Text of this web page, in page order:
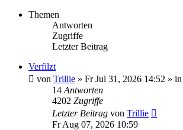
Themen
Antworten
Zugriffe
Letzter Beitrag
Verfilzt
von Trillie » Fr Jul 31, 2026 14:52 » in
14 Antworten
4202 Zugriffe
Letzter Beitrag von Trillie
Fr Aug 07, 2026 10:59